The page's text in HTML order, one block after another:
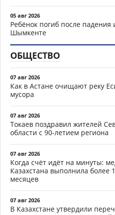
05 авг 2026
Ребёнок погиб после падения
Шымкенте
ОБЩЕСТВО
07 авг 2026
Как в Астане очищают реку
мусора
07 авг 2026
Токаев поздравил жителей
области с 90-летием региона
07 авг 2026
Когда счёт идёт на минуты:
Казахстана выполнила более
месяцев
07 авг 2026
В Казахстане утвердили